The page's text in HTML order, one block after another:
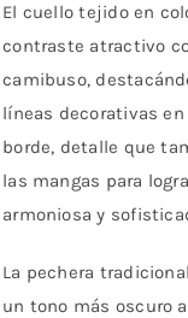
El cuello tejido en
contraste atractivo
camibuso,
líneas decorativas
borde, detalle que
las mangas para
armoniosa y
La pechera
un tono más oscuro